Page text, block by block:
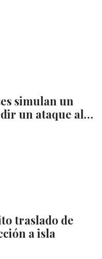
simulan un
un ataque al…
traslado de
a isla